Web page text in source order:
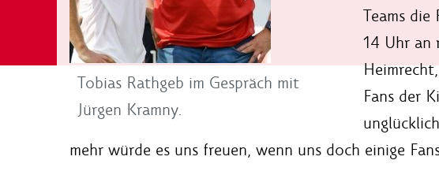
Tobias Rathgeb im Gespräch mit
Jürgen Kramny.
Teams
14 Uhr an
Fans der
mehr würde es uns freuen, wenn uns doch einige